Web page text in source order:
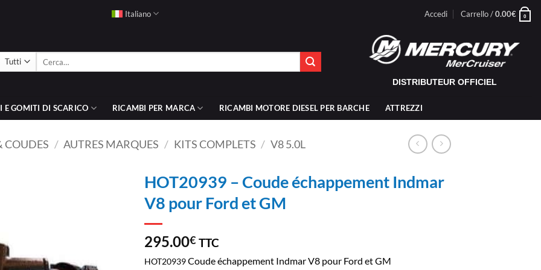
Italiano Accedi Carrello /0.00€ 0
DISTRIBUTEUR OFFICIEL
E GOMITI DI SCARICO RICAMBI PER MARCA RICAMBI MOTORE DIESEL PER BARCHE ATTREZZI
COUDES / AUTRES MARQUES / KITS COMPLETS / V8 5.0L
HOT20939 – Coude échappement Indmar
V8 pour Ford et GM
295.00€ TTC
HOT20939Coude échappement Indmar V8 pour Ford et GM